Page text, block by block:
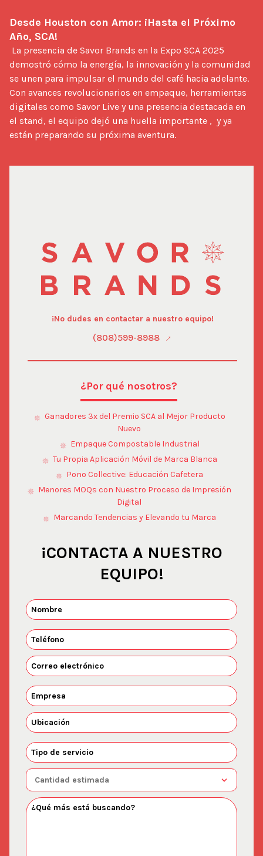
Desde Houston con Amor: ¡Hasta el Próximo
Año, SCA!
demostró cómo la energía, la innovación y la comunidad
se unen para impulsar el mundo del café hacia adelante.
Con avances revolucionarios en empaque, herramientas
digitales como Savor Live y una presencia destacada en
el stand, el equipo dejó una huella importante ,  y ya
están preparando su próxima aventura.
¡No dudes en contactar a nuestro equipo!
(808)599-8988
¿Por qué nosotros?
Ganadores 3x del Premio SCA al Mejor Producto
Nuevo
Empaque Compostable Industrial
Tu Propia Aplicación Móvil de Marca Blanca
Pono Collective: Educación Cafetera
Menores MOQs con Nuestro Proceso de Impresión
Digital
Marcando Tendencias y Elevando tu Marca
¡CONTACTA A NUESTRO
EQUIPO!